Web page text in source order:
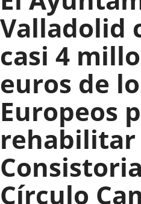
Valladolid
casi 4
euros de
Europeos
rehabilitar
Círculo